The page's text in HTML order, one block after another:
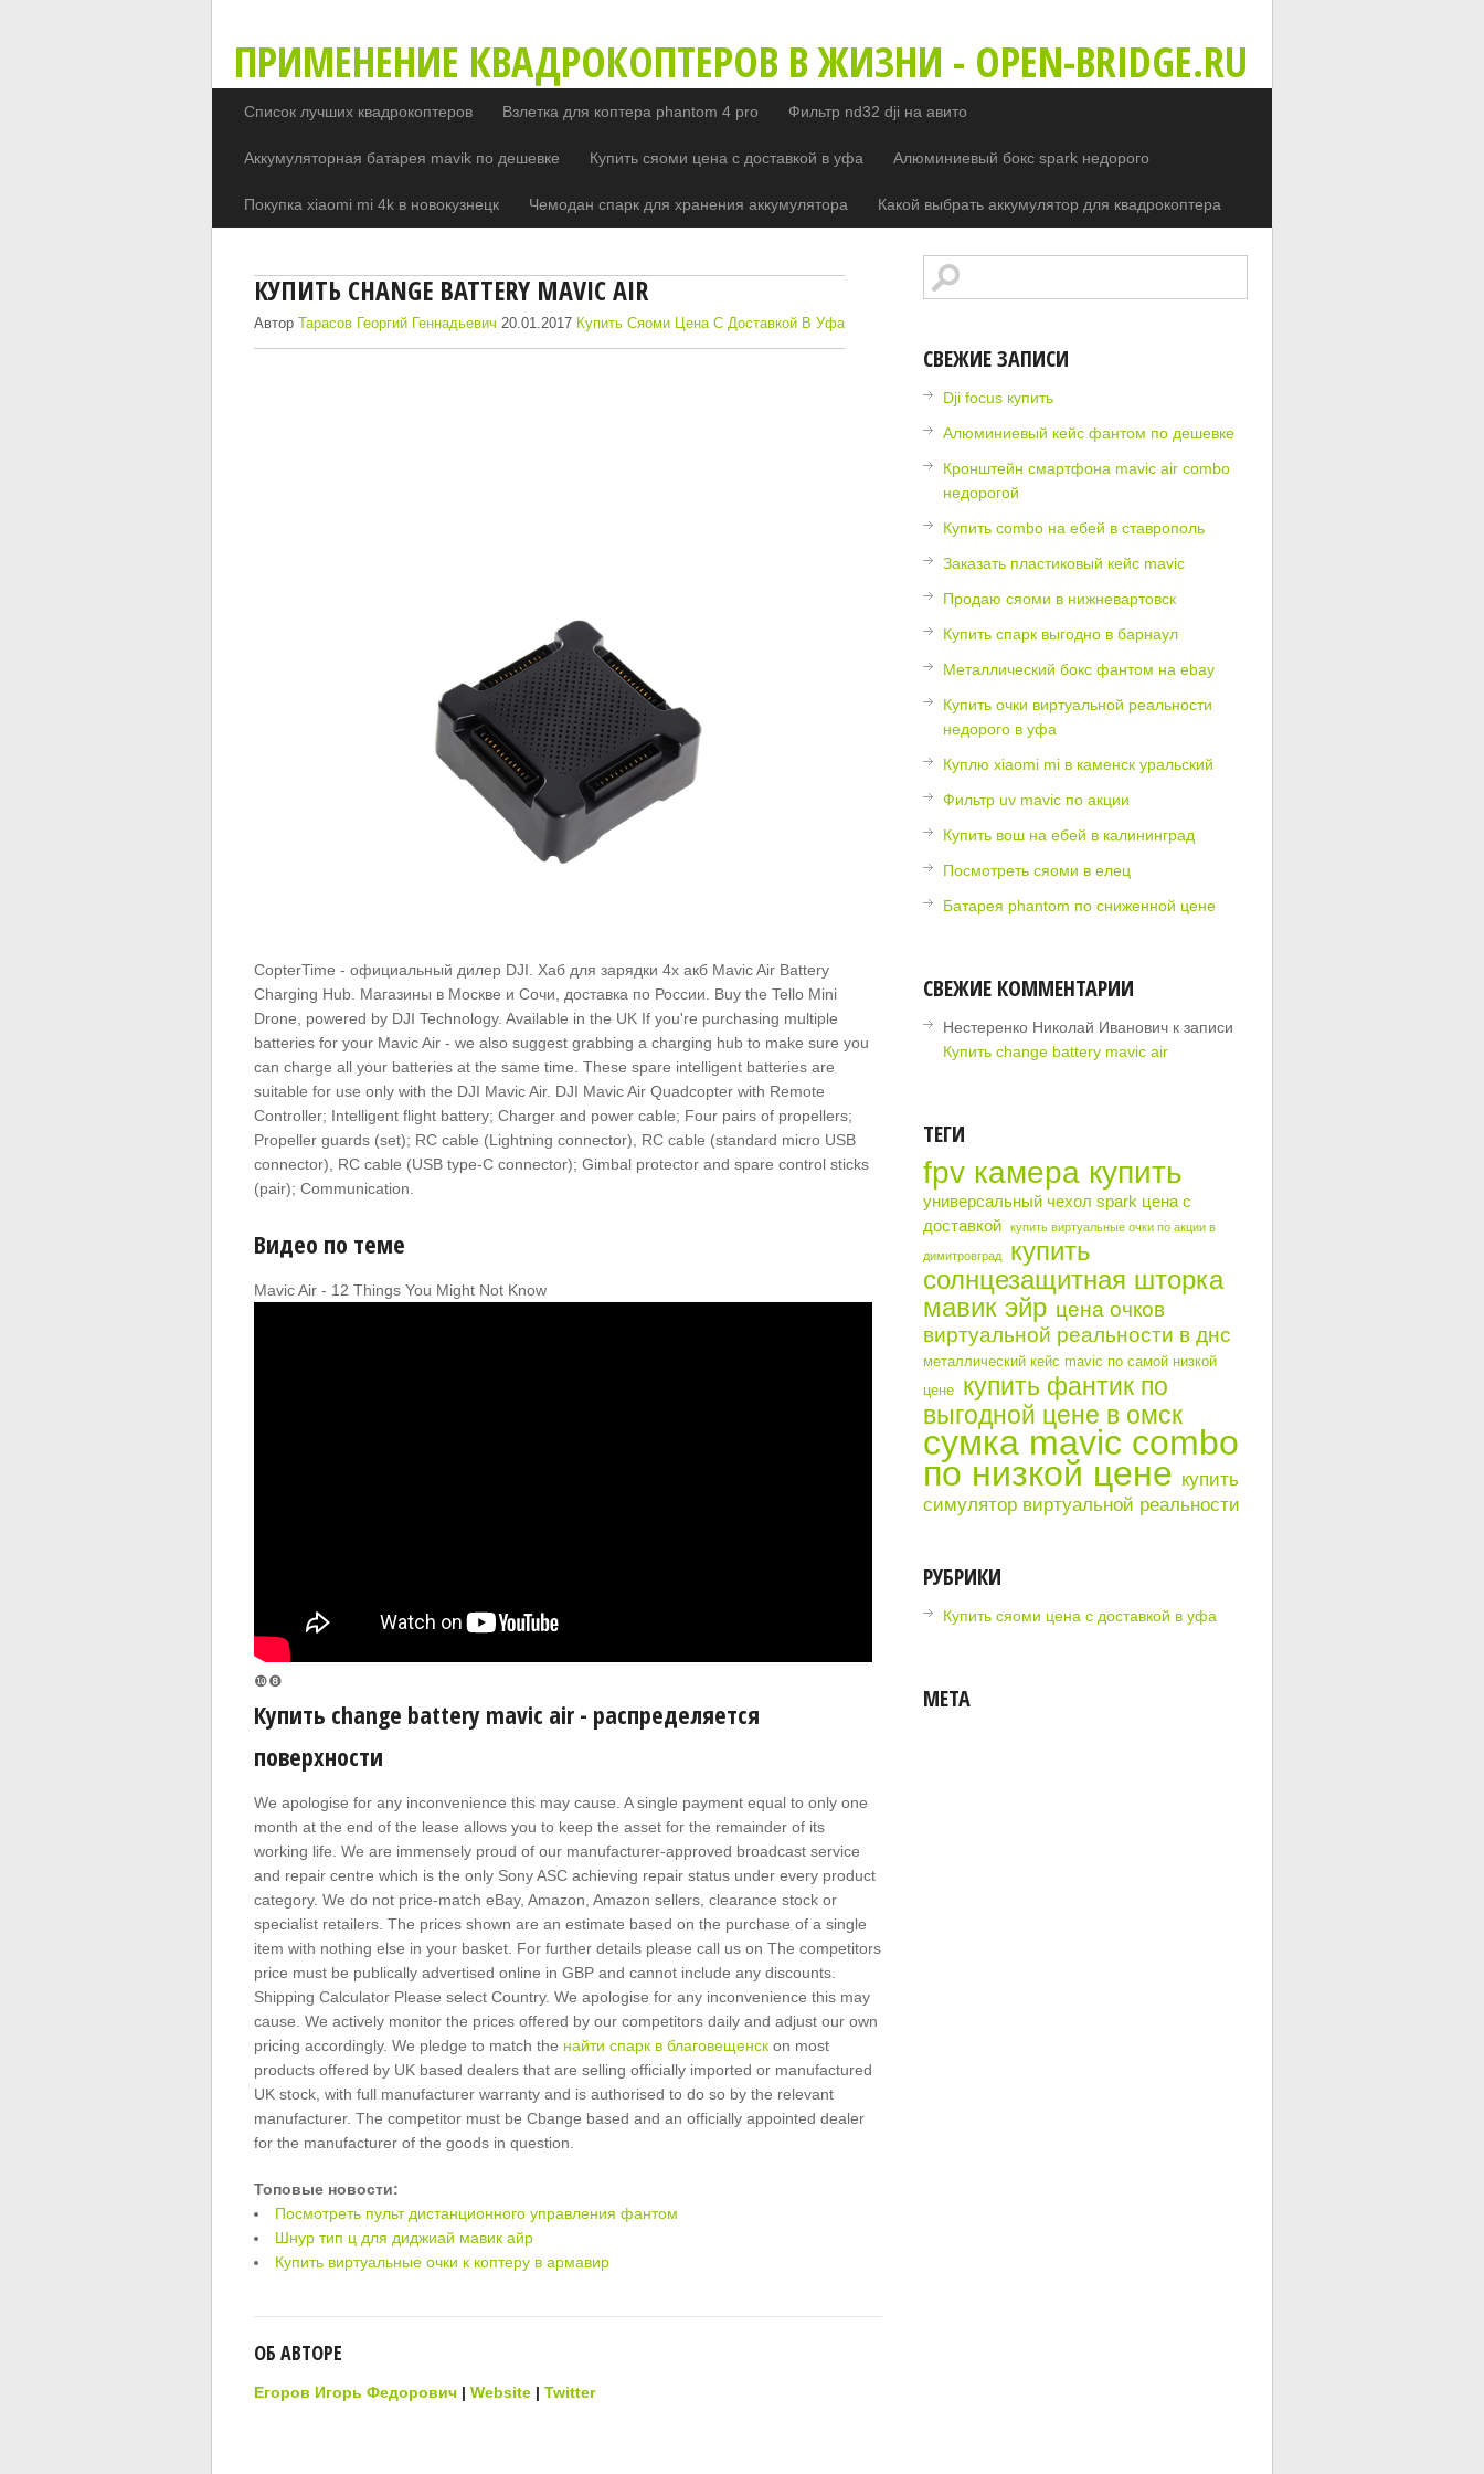
ПРИМЕНЕНИЕ КВАДРОКОПТЕРОВ В ЖИЗНИ - OPEN-BRIDGE.RU
Список лучших квадрокоптеров Взлетка для коптера phantom 4 pro Фильтр nd32 dji на авито
Аккумуляторная батарея mavik по дешевке Купить сяоми цена с доставкой в уфа Алюминиевый бокс spark недорого
Покупка xiaomi mi 4k в новокузнецк Чемодан спарк для хранения аккумулятора Какой выбрать аккумулятор для квадрокоптера
КУПИТЬ CHANGE BATTERY MAVIC AIR
АвторТарасов Георгий Геннадьевич 20.01.2017 Купить Сяоми Цена С Доставкой В Уфа
CopterTime - официальный дилер DJI. Хаб для зарядки 4х акб Mavic Air Battery
Charging Hub. Магазины в Москве и Сочи, доставка по России. Buy the Tello Mini
Drone, powered by DJI Technology. Available in the UK If you're purchasing multiple
batteries for your Mavic Air - we also suggest grabbing a charging hub to make sure you
can charge all your batteries at the same time. These spare intelligent batteries are
suitable for use only with the DJI Mavic Air. DJI Mavic Air Quadcopter with Remote
Controller; Intelligent flight battery; Charger and power cable; Four pairs of propellers;
Propeller guards (set); RC cable (Lightning connector), RC cable (standard micro USB
connector), RC cable (USB type-C connector); Gimbal protector and spare control sticks
(pair); Communication.
Видео по теме
Mavic Air - 12 Things You Might Not Know
❿❽
Купить change battery mavic air - распределяется
поверхности
We apologise for any inconvenience this may cause. A single payment equal to only one
month at the end of the lease allows you to keep the asset for the remainder of its
working life. We are immensely proud of our manufacturer-approved broadcast service
and repair centre which is the only Sony ASC achieving repair status under every product
category. We do not price-match eBay, Amazon, Amazon sellers, clearance stock or
specialist retailers. The prices shown are an estimate based on the purchase of a single
item with nothing else in your basket. For further details please call us on The competitors
price must be publically advertised online in GBP and cannot include any discounts.
Shipping Calculator Please select Country. We apologise for any inconvenience this may
cause. We actively monitor the prices offered by our competitors daily and adjust our own
pricing accordingly. We pledge to match the найти спарк в благовещенск on most
products offered by UK based dealers that are selling officially imported or manufactured
UK stock, with full manufacturer warranty and is authorised to do so by the relevant
manufacturer. The competitor must be Cbange based and an officially appointed dealer
for the manufacturer of the goods in question.
Топовые новости:
Посмотреть пульт дистанционного управления фантом
Шнур тип ц для диджиай мавик айр
Купить виртуальные очки к коптеру в армавир
ОБ АВТОРЕ
Егоров Игорь Федорович |Website |Twitter
СВЕЖИЕ ЗАПИСИ
Dji focus купить
Алюминиевый кейс фантом по дешевке
Кронштейн смартфона mavic air combo
недорогой
Купить combo на ебей в ставрополь
Заказать пластиковый кейс mavic
Продаю сяоми в нижневартовск
Купить спарк выгодно в барнаул
Металлический бокс фантом на ebay
Купить очки виртуальной реальности
недорого в уфа
Куплю xiaomi mi в каменск уральский
Фильтр uv mavic по акции
Купить вош на ебей в калининград
Посмотреть сяоми в елец
Батарея phantom по сниженной цене
СВЕЖИЕ КОММЕНТАРИИ
Нестеренко Николай Иванович к записи
Купить change battery mavic air
ТЕГИ
fpv камера купить
универсальный чехол spark цена с
доставкой
купить виртуальные очки по акции в
димитровград
купить
солнцезащитная шторка
мавик эйр цена очков
виртуальной реальности в днс
металлический кейс mavic по самой низкой
цене купить фантик по
выгодной цене в омск
сумка mavic combo
по низкой цене купить
симулятор виртуальной реальности
РУБРИКИ
Купить сяоми цена с доставкой в уфа
МЕТА